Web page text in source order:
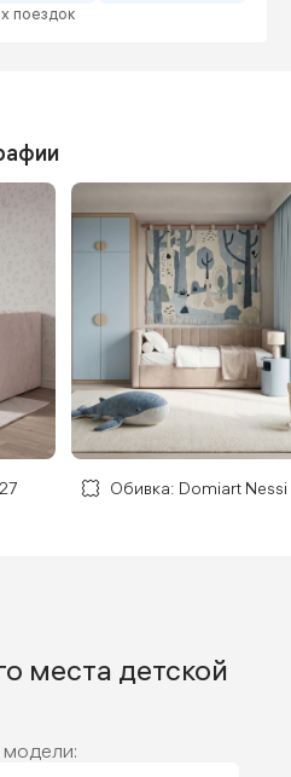
поездок
Обивка: Domiart
места детской